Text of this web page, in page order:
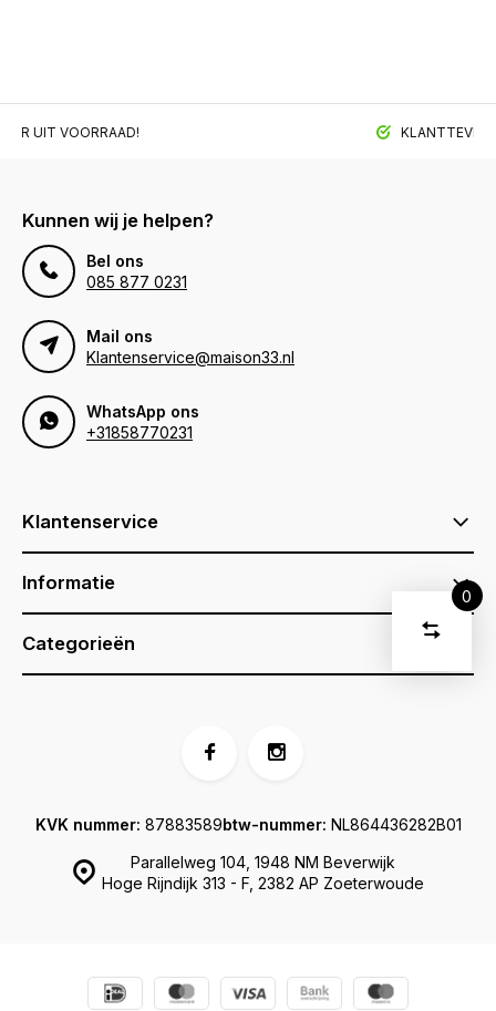
UIT VOORRAAD!
Kunnen wij je helpen?
Bel ons
085 877 0231
Mail ons
Klantenservice@maison33.nl
WhatsApp ons
+31858770231
Klantenservice
Informatie
Categorieën
Parallelweg 104, 1948 NM Beverwijk
Hoge Rijndijk 313 - F, 2382 AP Zoeterwoude
KVK nummer: 87883589btw-nummer: NL864436282B01
0
Vergelijk
Verwijder
U
Start